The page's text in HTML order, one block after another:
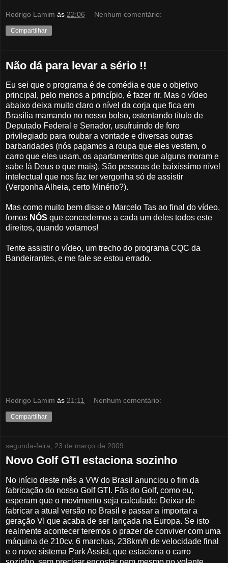
Rodrigo Lamim às 22:06 Nenhum comentário:
Compartilhar
Não dá para levar a sério !!
Eu sei que o programa é de comédia e que o objetivo
principal, pelo menos a princípio, é fazer rir. Mas o vídeo
abaixo deixa muito claro o nível da corja que fica em
Brasília mamando no nosso bolso, ostentando título de
Deputado Federal e Senador, usufruindo de foro
privilegiado para roubar a vontade e diversas outras
barbaridades (nós pagamos a roupa que eles vestem, o
carro que eles usam, os apartamentos que alguns moram e
sabe lá Deus o que mais). São pessoas de baixíssimo nível
intelectual que nos faz ter vergonha só de assistir
(Vergonha Alheia, certo Minério?).
Mas como muito bem disse o Marcelo Tas ao final do vídeo,
fomos NÓS que concedemos a cada um deles todos este
direitos, quando votamos!
Tente assistir o vídeo, um trecho do programa CQC da
Bandeirantes, e me fale se estou errado.
Rodrigo Lamim às 21:11 Nenhum comentário:
Compartilhar
segunda-feira, 23 de março de 2009
Novo Golf GTI estaciona sozinho
No início deste mês a VW do Brasil anunciou o fim da
fabricação do nosso Golf GTI. Fãs do Golf, como eu,
esperam que o movimento seja calculado: Deixar de
fabricar a atual versão no Brasil e passar a importar a
geração VI que acaba de ser lançada na Europa. Se isto
realmente acontecer teremos o prazer de conviver com uma
máquina de 210cv, 6 marchas, 238km/h de velocidade final
e o novo sistema Park Assist, que estaciona o carro